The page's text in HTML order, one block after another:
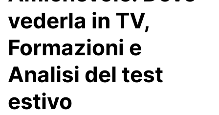
vederla in TV,
Formazioni e
Analisi del test
estivo